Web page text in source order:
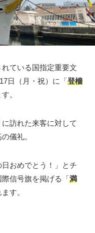
ている国指定重要文
日（月・祝）に「登檣
。
訪れた来客に対して
儀礼。
おめでとう！」とチ
信号旗を掲げる「満
す。